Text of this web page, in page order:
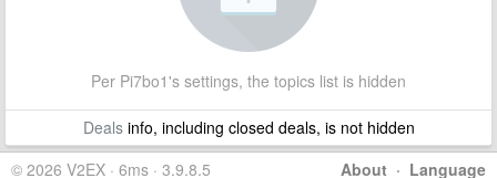
Per Pi7bo1's settings, the topics list is hidden
Dealsinfo, including closed deals, is not hidden
About · Language
© 2026 V2EX · 6ms · 3.9.8.5